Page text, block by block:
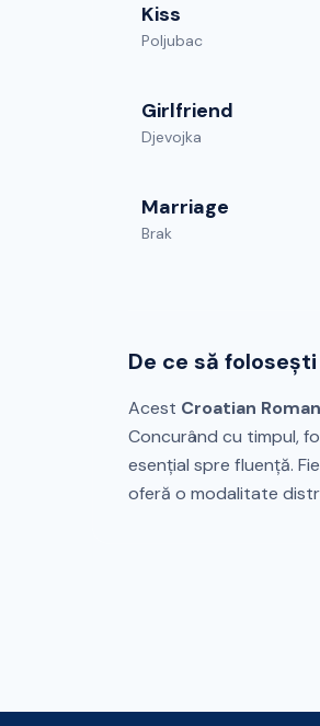
Kiss
Poljubac
Girlfriend
Djevojka
Marriage
Brak
De ce să
Acest Croatian
Concurând cu timpul,
esențial spre fluență.
oferă o modalitate